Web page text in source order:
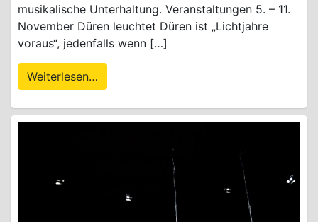
musikalische Unterhaltung. Veranstaltungen 5. – 11.
November Düren leuchtet Düren ist „Lichtjahre
voraus“, jedenfalls wenn […]
Weiterlesen…